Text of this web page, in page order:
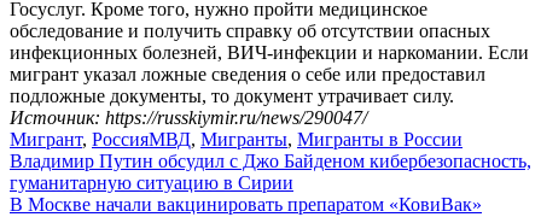
Госуслуг. Кроме того, нужно пройти медицинское
обследование и получить справку об отсутствии опасных
инфекционных болезней, ВИЧ-инфекции и наркомании. Если
мигрант указал ложные сведения о себе или предоставил
подложные документы, то документ утрачивает силу.
Источник: https://russkiymir.ru/news/290047/
Мигрант, РоссияМВД, Мигранты, Мигранты в России
Навигация
по
Владимир Путин обсудил с Джо Байденом кибербезопасность,
гуманитарную ситуацию в Сирии
В Москве начали вакцинировать препаратом «КовиВак»